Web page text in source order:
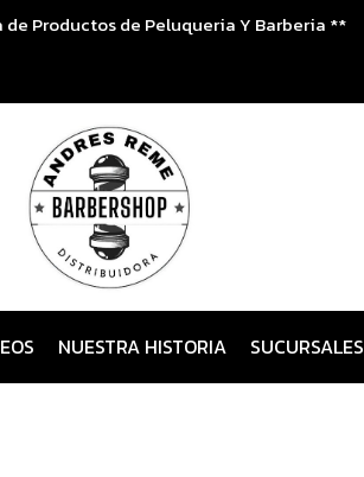
Productos de Peluqueria Y Barberia **
NUESTRA HISTORIA SUCURSALES